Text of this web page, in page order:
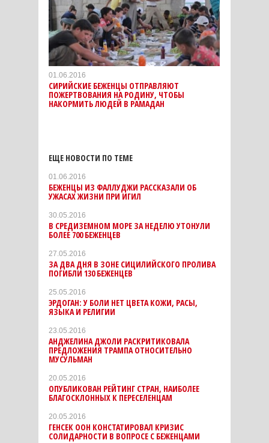
01.06.2016
СИРИЙСКИЕ БЕЖЕНЦЫ ОТПРАВЛЯЮТ
ПОЖЕРТВОВАНИЯ НА РОДИНУ, ЧТОБЫ
НАКОРМИТЬ ЛЮДЕЙ В РАМАДАН
ЕЩЕ НОВОСТИ ПО ТЕМЕ
01.06.2016
БЕЖЕНЦЫ ИЗ ФАЛЛУДЖИ РАССКАЗАЛИ ОБ
УЖАСАХ ЖИЗНИ ПРИ ИГИЛ
30.05.2016
В СРЕДИЗЕМНОМ МОРЕ ЗА НЕДЕЛЮ УТОНУЛИ
БОЛЕЕ 700 БЕЖЕНЦЕВ
27.05.2016
ЗА ДВА ДНЯ В ЗОНЕ СИЦИЛИЙСКОГО ПРОЛИВА
ПОГИБЛИ 130 БЕЖЕНЦЕВ
25.05.2016
ЭРДОГАН: У БОЛИ НЕТ ЦВЕТА КОЖИ, РАСЫ,
ЯЗЫКА И РЕЛИГИИ
23.05.2016
АНДЖЕЛИНА ДЖОЛИ РАСКРИТИКОВАЛА
ПРЕДЛОЖЕНИЯ ТРАМПА ОТНОСИТЕЛЬНО
МУСУЛЬМАН
20.05.2016
ОПУБЛИКОВАН РЕЙТИНГ СТРАН, НАИБОЛЕЕ
БЛАГОСКЛОННЫХ К ПЕРЕСЕЛЕНЦАМ
20.05.2016
ГЕНСЕК ООН КОНСТАТИРОВАЛ КРИЗИС
СОЛИДАРНОСТИ В ВОПРОСЕ С БЕЖЕНЦАМИ